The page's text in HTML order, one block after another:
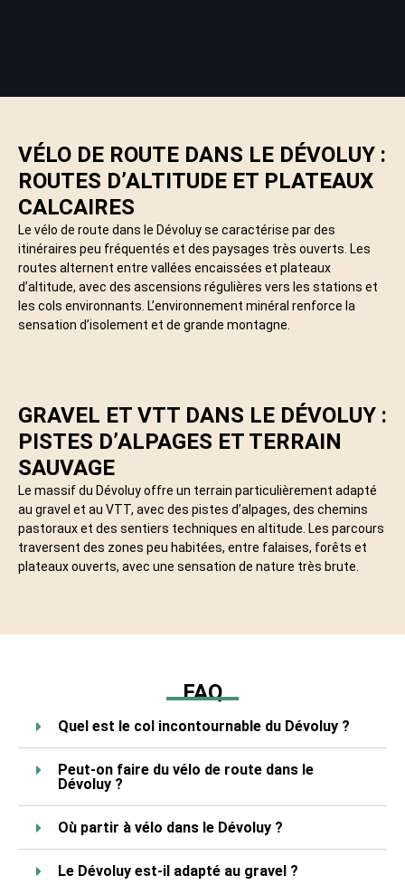
VÉLO DE ROUTE DANS LE DÉVOLUY :
ROUTES D’ALTITUDE ET PLATEAUX
CALCAIRES
Le vélo de route dans le Dévoluy se caractérise par des
itinéraires peu fréquentés et des paysages très ouverts. Les
routes alternent entre vallées encaissées et plateaux
d’altitude, avec des ascensions régulières vers les stations et
les cols environnants. L’environnement minéral renforce la
sensation d’isolement et de grande montagne.
GRAVEL ET VTT DANS LE DÉVOLUY :
PISTES D’ALPAGES ET TERRAIN
SAUVAGE
Le massif du Dévoluy offre un terrain particulièrement adapté
au gravel et au VTT, avec des pistes d’alpages, des chemins
pastoraux et des sentiers techniques en altitude. Les parcours
traversent des zones peu habitées, entre falaises, forêts et
plateaux ouverts, avec une sensation de nature très brute.
FAQ
Quel est le col incontournable du Dévoluy ?
Peut-on faire du vélo de route dans le
Dévoluy ?
Où partir à vélo dans le Dévoluy ?
Le Dévoluy est-il adapté au gravel ?